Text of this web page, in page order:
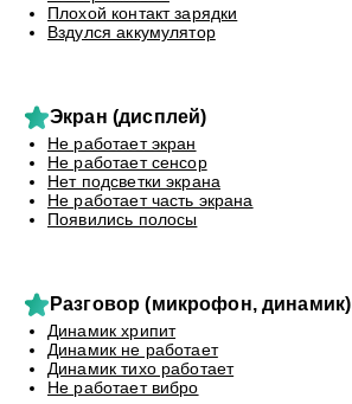
Плохой контакт зарядки
Вздулся аккумулятор
Экран (дисплей)
Не работает экран
Не работает сенсор
Нет подсветки экрана
Не работает часть экрана
Появились полосы
Разговор (микрофон, динамик)
Динамик хрипит
Динамик не работает
Динамик тихо работает
Не работает вибро